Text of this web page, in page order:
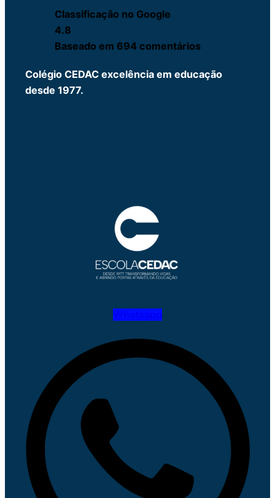
Classificação no Google
4.8
Baseado em 694 comentários
Colégio CEDAC excelência em educação
desde 1977.